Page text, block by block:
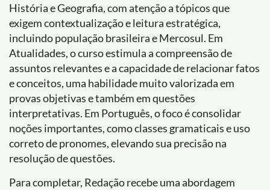
História e Geografia, com atenção a tópicos que
exigem contextualização e leitura estratégica,
incluindo população brasileira e Mercosul. Em
Atualidades, o curso estimula a compreensão de
assuntos relevantes e a capacidade de relacionar fatos
e conceitos, uma habilidade muito valorizada em
provas objetivas e também em questões
interpretativas. Em Português, o foco é consolidar
noções importantes, como classes gramaticais e uso
correto de pronomes, elevando sua precisão na
resolução de questões.
Para completar, Redação recebe uma abordagem